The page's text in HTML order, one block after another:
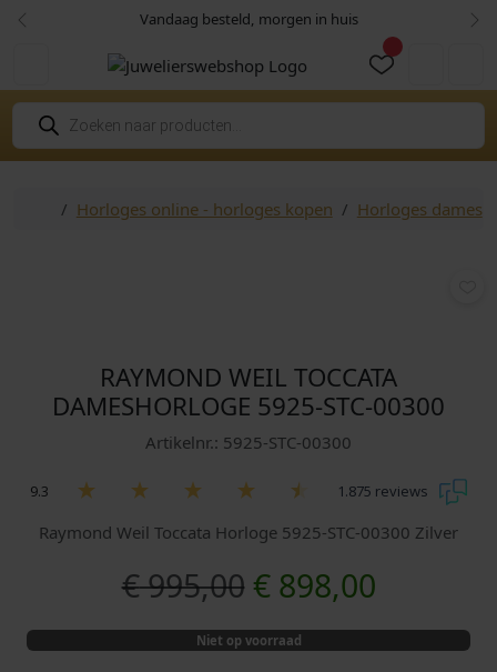
Skip to content
Skip to footer Vandaag besteld, morgen in huis
Vorige
Account
P
o
d
HomeHorloges online - horloges kopen Horloges dames
RAYMOND WEIL TOCCATA
DAMESHORLOGE 5925-STC-00300
Artikelnr.: 5925-STC-00300
9.3 1.875 reviews
Raymond Weil Toccata Horloge 5925-STC-00300 Zilver
€995,00 O
o
€898,00H
u
Niet op voorraad